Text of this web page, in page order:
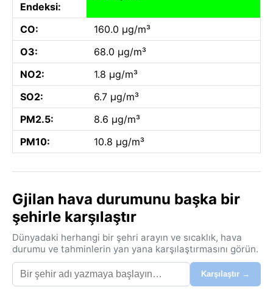
Endeksi:
CO:
160.0 µg/m³
O3:
68.0 µg/m³
NO2:
1.8 µg/m³
SO2:
6.7 µg/m³
PM2.5:
8.6 µg/m³
PM10:
10.8 µg/m³
Gjilan hava durumunu başka bir
şehirle karşılaştır
Dünyadaki herhangi bir şehri arayın ve sıcaklık, hava
durumu ve tahminlerin yan yana karşılaştırmasını görün.
Karşılaştır →